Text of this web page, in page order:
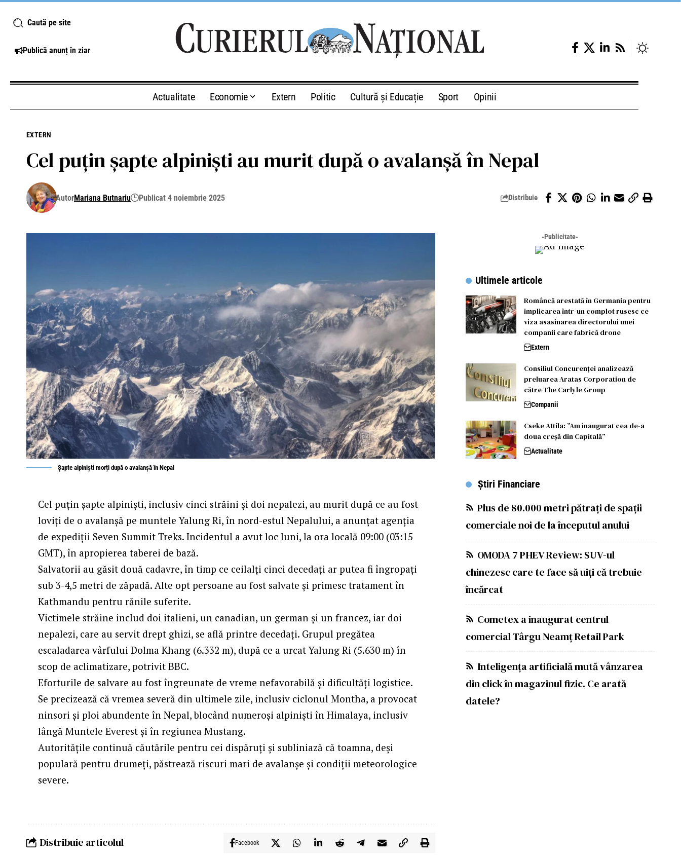
Caută pe site
Publică anunț în ziar
Actualitate Economie Extern Politic Cultură și Educație Sport Opinii
EXTERN
Cel puțin șapte alpiniști au murit după o avalanșă în Nepal
AutorMariana Butnariu Publicat 4 noiembrie 2025 Distribuie
Șapte alpiniști morți după o avalanșă în Nepal
Cel puțin șapte alpiniști, inclusiv cinci străini și doi nepalezi, au murit după ce au fost
loviți de o avalanșă pe muntele Yalung Ri, în nord-estul Nepalului, a anunțat agenția
de expediții Seven Summit Treks. Incidentul a avut loc luni, la ora locală 09:00 (03:15
GMT), în apropierea taberei de bază.
Salvatorii au găsit două cadavre, în timp ce ceilalți cinci decedați ar putea fi îngropați
sub 3-4,5 metri de zăpadă. Alte opt persoane au fost salvate și primesc tratament în
Kathmandu pentru rănile suferite.
Victimele străine includ doi italieni, un canadian, un german și un francez, iar doi
nepalezi, care au servit drept ghizi, se află printre decedați. Grupul pregătea
escaladarea vârfului Dolma Khang (6.332 m), după ce a urcat Yalung Ri (5.630 m) în
scop de aclimatizare, potrivitBBC.
Eforturile de salvare au fost îngreunate de vreme nefavorabilă și dificultăți logistice.
Se precizează că vremea severă din ultimele zile, inclusiv ciclonul Montha, a provocat
ninsori și ploi abundente în Nepal, blocând numeroși alpiniști în Himalaya, inclusiv
lângă Muntele Everest și în regiunea Mustang.
Autoritățile continuă căutările pentru cei dispăruți și subliniază că toamna, deși
populară pentru drumeți, păstrează riscuri mari de avalanșe și condiții meteorologice
severe.
Distribuie articolul Facebook
-Publicitate-
Ultimele articole
Româncă arestată în Germania pentru
implicarea într-un complot rusesc ce
viza asasinarea directorului unei
companii care fabrică drone
Extern
Consiliul Concurenței analizează
preluarea Aratas Corporation de
către The Carlyle Group
Companii
Cseke Attila: ”Am inaugurat cea de-a
doua creșă din Capitală”
Actualitate
Știri Financiare
Plus de 80.000 metri pătrați de spații
comerciale noi de la începutul anului
OMODA 7 PHEV Review: SUV-ul
chinezesc care te face să uiți că trebuie
încărcat
Cometex a inaugurat centrul
comercial Târgu Neamț Retail Park
Inteligența artificială mută vânzarea
din click în magazinul fizic. Ce arată
datele?